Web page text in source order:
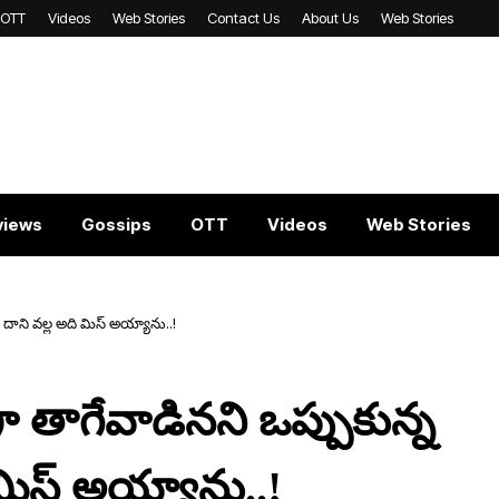
OTT Videos Web Stories Contact Us About Us Web Stories
Gossips OTT Videos Web Stories
దాని వ‌ల్ల అది మిస్ అయ్యాను..!
తాగేవాడిన‌ని ఒప్పుకున్న
అయ్యాను..!